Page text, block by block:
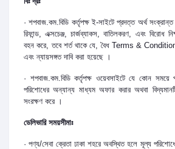
· শপবাজ.কম.বিডি কর্তৃপক্ষ ই-সাইটে প্রদত্ত অর্থ
রিফান্ড, এক্সচেঞ্জ, চার্জব্যাকস, বাতিলকরণ, এবং বিরোধ
বহন করে, তবে শর্ত থাকে যে, বৈধ Terms &
এবং ন্যায়সঙ্গত দাবি করা হয়েছে ।
· শপবাজ.কম.বিডি কর্তৃপক্ষ ওয়েবসাইটে যে কোন সময়ে
পরিশোধের অন্যান্য মাধ্যম অফার করার অথবা
সংরক্ষণ করে ।
ডেলিভারি সময়সীমাঃ
· পণ্য/সেবা ক্রেতা ঢাকা শহরে অবস্থিত হলে মূল্য